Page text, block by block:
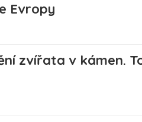
Evropy
zvířata v kámen.